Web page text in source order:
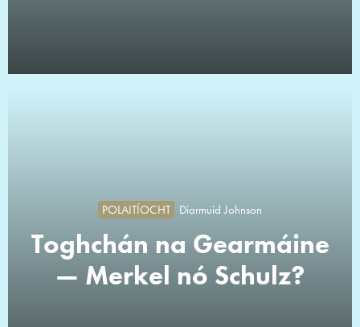
Toghchán na Gearmáine
— Merkel nó Schulz?
POLAITÍOCHT Diarmuid Johnson